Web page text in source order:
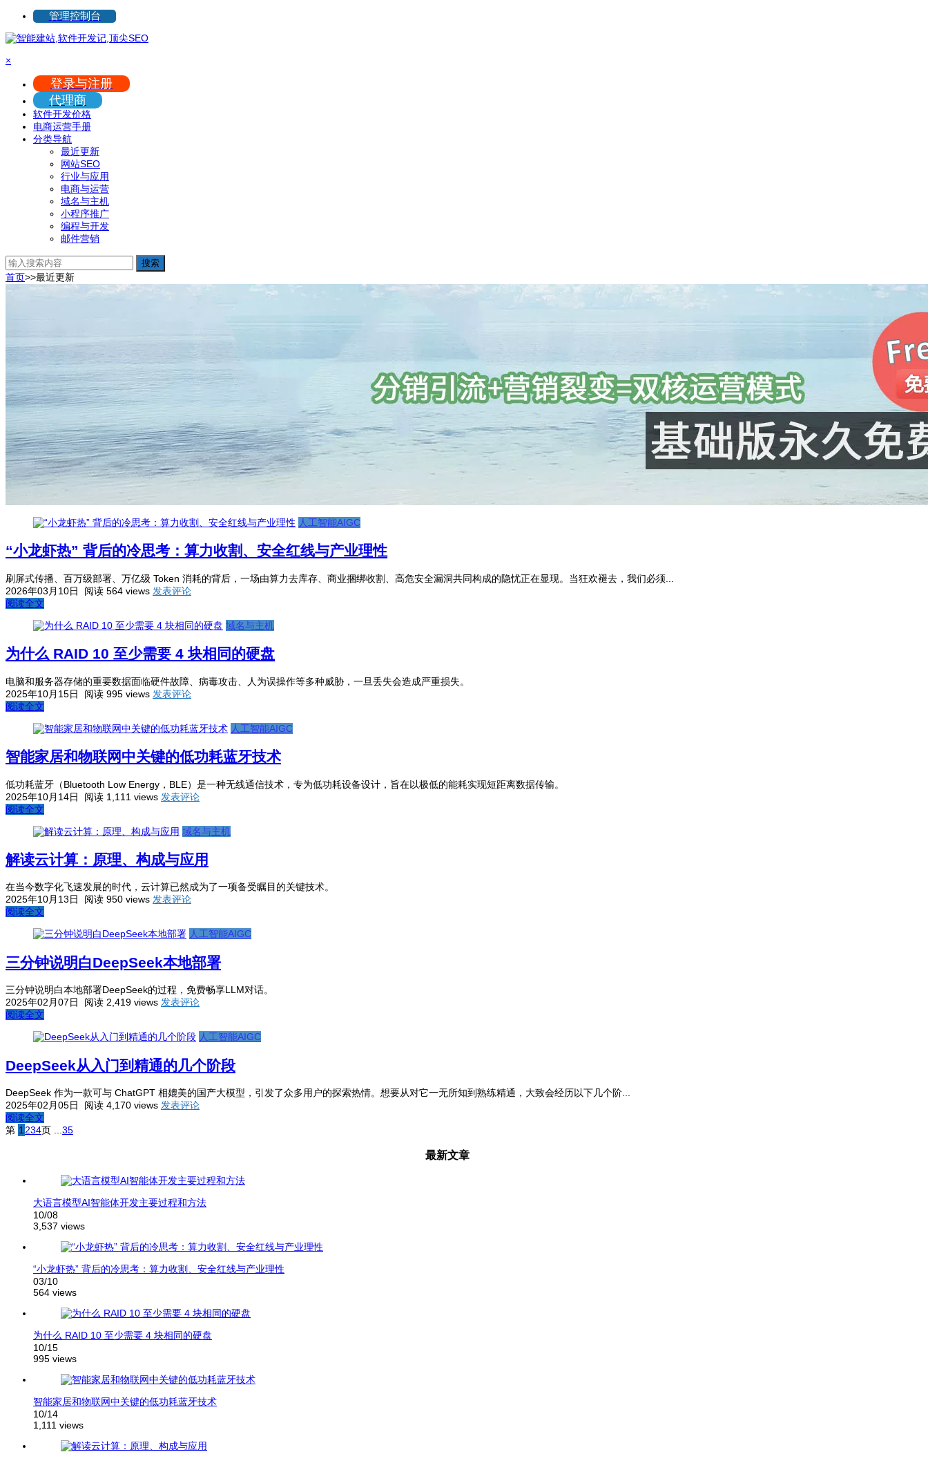
管理控制台
×
登录与注册
代理商
软件开发价格
电商运营手册
分类导航
最近更新
网站SEO
行业与应用
电商与运营
域名与主机
小程序推广
编程与开发
邮件营销
搜索
首页>>最近更新
人工智能AIGC
“小龙虾热” 背后的冷思考：算力收割、安全红线与产业理性
刷屏式传播、百万级部署、万亿级 Token 消耗的背后，一场由算力去库存、商业捆绑收割、高危安全漏洞共同构成的隐忧正在显现。当狂欢褪去，我们必须...
2026年03月10日
阅读 564 views 发表评论
阅读全文
域名与主机
为什么 RAID 10 至少需要 4 块相同的硬盘
电脑和服务器存储的重要数据面临硬件故障、病毒攻击、人为误操作等多种威胁，一旦丢失会造成严重损失。
2025年10月15日
阅读 995 views 发表评论
阅读全文
人工智能AIGC
智能家居和物联网中关键的低功耗蓝牙技术
低功耗蓝牙（Bluetooth Low Energy，BLE）是一种无线通信技术，专为低功耗设备设计，旨在以极低的能耗实现短距离数据传输。
2025年10月14日
阅读 1,111 views 发表评论
阅读全文
域名与主机
解读云计算：原理、构成与应用
在当今数字化飞速发展的时代，云计算已然成为了一项备受瞩目的关键技术。
2025年10月13日
阅读 950 views 发表评论
阅读全文
人工智能AIGC
三分钟说明白DeepSeek本地部署
三分钟说明白本地部署DeepSeek的过程，免费畅享LLM对话。
2025年02月07日
阅读 2,419 views 发表评论
阅读全文
人工智能AIGC
DeepSeek从入门到精通的几个阶段
DeepSeek 作为一款可与 ChatGPT 相媲美的国产大模型，引发了众多用户的探索热情。想要从对它一无所知到熟练精通，大致会经历以下几个阶...
2025年02月05日
阅读 4,170 views 发表评论
阅读全文
第 1 234页 35
最新文章
大语言模型AI智能体开发主要过程和方法
10/08
3,537 views
“小龙虾热” 背后的冷思考：算力收割、安全红线与产业理性
03/10
564 views
为什么 RAID 10 至少需要 4 块相同的硬盘
10/15
995 views
智能家居和物联网中关键的低功耗蓝牙技术
10/14
1,111 views